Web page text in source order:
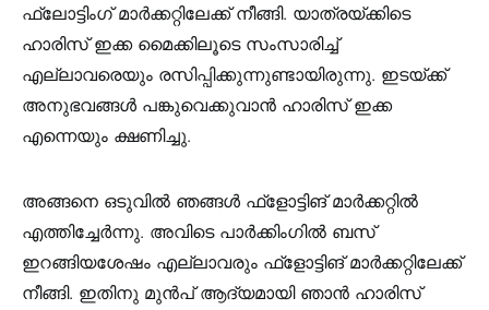
ഫ്ലോട്ടിംഗ് മാർക്കറ്റിലേക്ക് നീങ്ങി. യാത്രയ്ക്കിടെ
ഹാരിസ് ഇക്ക മൈക്കിലൂടെ സംസാരിച്ച്
എല്ലാവരെയും രസിപ്പിക്കുന്നുണ്ടായിരുന്നു. ഇടയ്ക്ക്
അനുഭവങ്ങൾ പങ്കുവെക്കുവാൻ ഹാരിസ് ഇക്ക
എന്നെയും ക്ഷണിച്ചു.
അങ്ങനെ ഒടുവിൽ ഞങ്ങൾ ഫ്‌ളോട്ടിങ് മാർക്കറ്റിൽ
എത്തിച്ചേർന്നു. അവിടെ പാർക്കിംഗിൽ ബസ്
ഇറങ്ങിയശേഷം എല്ലാവരും ഫ്‌ളോട്ടിങ് മാർക്കറ്റിലേക്ക്
നീങ്ങി. ഇതിനു മുൻപ് ആദ്യമായി ഞാൻ ഹാരിസ്